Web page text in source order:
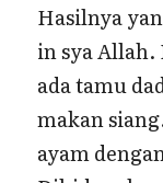
Hasilnya
in sya
ada tamu
makan
ayam